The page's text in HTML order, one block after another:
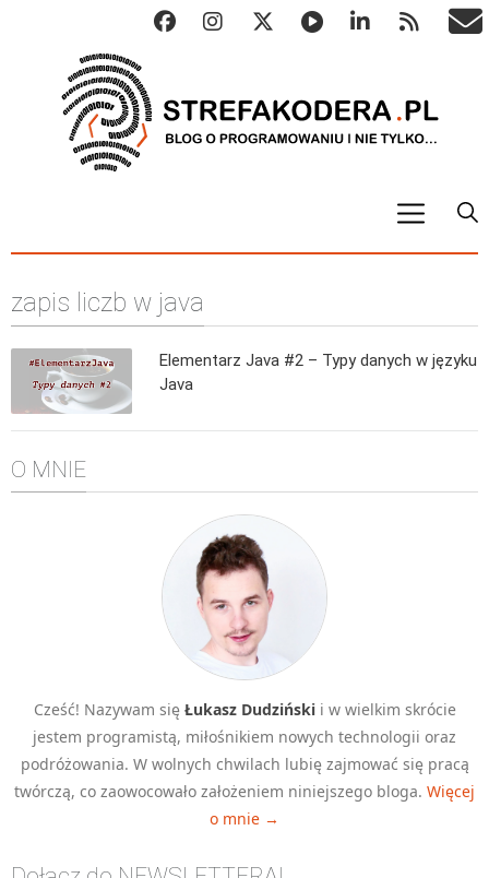
Metody numeryczne
Algorytmy wyszukiwania
Inne
C++
Elementarz Java
Pascal
HTML 5
CSS 3
zapis liczb w java
Elementarz Java #2 – Typy danych w języku
Java
O MNIE
Cześć! Nazywam się Łukasz Dudzińskii w wielkim skrócie
jestem programistą, miłośnikiem nowych technologii oraz
podróżowania. W wolnych chwilach lubię zajmować się pracą
twórczą, co zaowocowało założeniem niniejszego bloga. Więcej
o mnie →